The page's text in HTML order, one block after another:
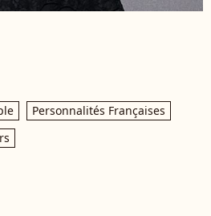
Personnalités Françaises